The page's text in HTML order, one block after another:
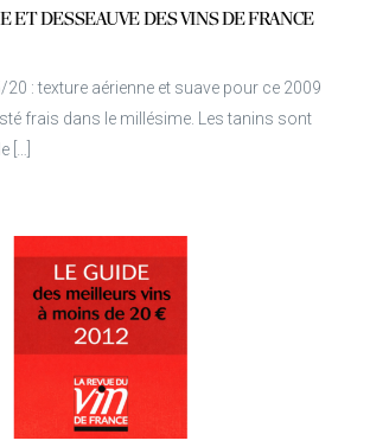
ET DESSEAUVE DES VINS DE FRANCE
20 : texture aérienne et suave pour ce 2009
frais dans le millésime. Les tanins sont
[…]